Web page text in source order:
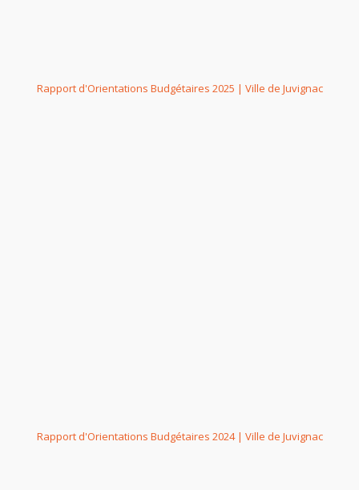
Rapport d'Orientations Budgétaires 2025 | Ville de Juvignac
Rapport d'Orientations Budgétaires 2024 | Ville de Juvignac